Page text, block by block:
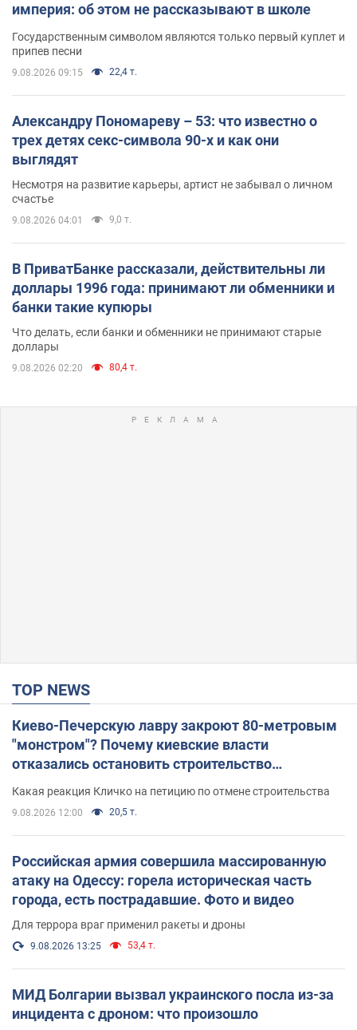
империя: об этом не рассказывают в школе
Государственным символом являются только первый куплет и
припев песни
9.08.2026 09:15 22,4 т.
Александру Пономареву – 53: что известно о
трех детях секс-символа 90-х и как они
выглядят
Несмотря на развитие карьеры, артист не забывал о личном
счастье
9.08.2026 04:01 9,0 т.
В ПриватБанке рассказали, действительны ли
доллары 1996 года: принимают ли обменники и
банки такие купюры
Что делать, если банки и обменники не принимают старые
доллары
9.08.2026 02:20 80,4 т.
TOP NEWS
Киево-Печерскую лавру закроют 80-метровым
"монстром"? Почему киевские власти
отказались остановить строительство
небоскреба "московского верующего"
Какая реакция Кличко на петицию по отмене строительства
9.08.2026 12:00 20,5 т.
Российская армия совершила массированную
атаку на Одессу: горела историческая часть
города, есть пострадавшие. Фото и видео
Для террора враг применил ракеты и дроны
9.08.2026 13:25 53,4 т.
МИД Болгарии вызвал украинского посла из-за
инцидента с дроном: что произошло